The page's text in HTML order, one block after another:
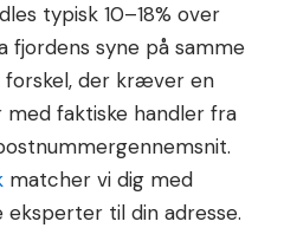
typisk 10–18% over
syne på samme
der kræver en
faktiske handler fra
matcher vi dig med
til din adresse.